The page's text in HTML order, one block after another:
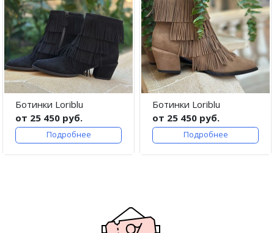
Ботинки Loriblu
от 25 450 руб.
Подробнее
Ботинки Loriblu
от 25 450 руб.
Подробнее